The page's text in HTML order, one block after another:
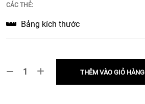
CÁC THẺ:
Bảng kích thước
THÊM VÀO GIỎ HÀNG